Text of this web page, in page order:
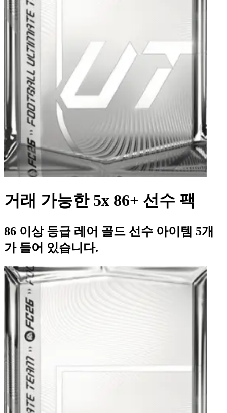
거래 가능한 5x 86+ 선수 팩
86 이상 등급 레어 골드 선수 아이템 5개
가 들어 있습니다.